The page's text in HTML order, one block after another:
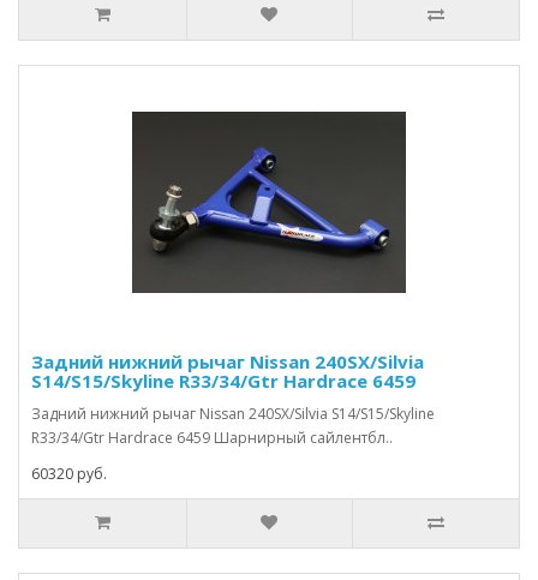
Задний нижний рычаг Nissan 240SX/Silvia
S14/S15/Skyline R33/34/Gtr Hardrace 6459
Задний нижний рычаг Nissan 240SX/Silvia S14/S15/Skyline
R33/34/Gtr Hardrace 6459 Шарнирный сайлентбл..
60320 руб.